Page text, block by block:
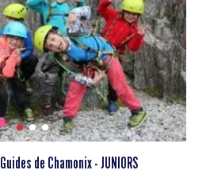
de Chamonix - JUNIORS